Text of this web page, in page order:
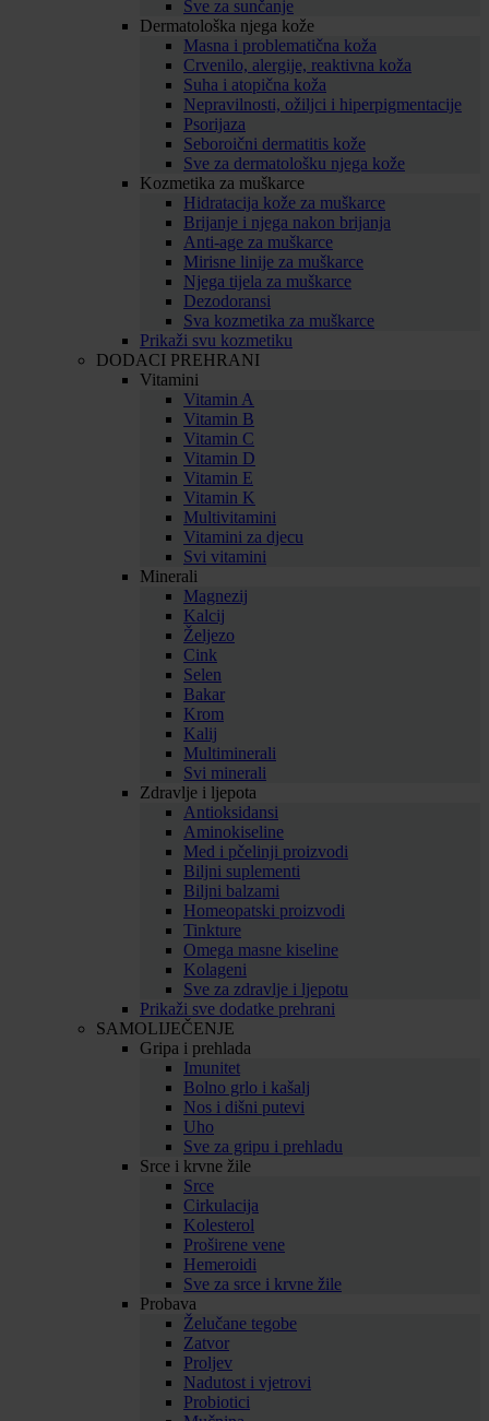
Sve za sunčanje
Dermatološka njega kože
Masna i problematična koža
Crvenilo, alergije, reaktivna koža
Suha i atopična koža
Nepravilnosti, ožiljci i hiperpigmentacije
Psorijaza
Seboroični dermatitis kože
Sve za dermatološku njega kože
Kozmetika za muškarce
Hidratacija kože za muškarce
Brijanje i njega nakon brijanja
Anti-age za muškarce
Mirisne linije za muškarce
Njega tijela za muškarce
Dezodoransi
Sva kozmetika za muškarce
Prikaži svu kozmetiku
DODACI PREHRANI
Vitamini
Vitamin A
Vitamin B
Vitamin C
Vitamin D
Vitamin E
Vitamin K
Multivitamini
Vitamini za djecu
Svi vitamini
Minerali
Magnezij
Kalcij
Željezo
Cink
Selen
Bakar
Krom
Kalij
Multiminerali
Svi minerali
Zdravlje i ljepota
Antioksidansi
Aminokiseline
Med i pčelinji proizvodi
Biljni suplementi
Biljni balzami
Homeopatski proizvodi
Tinkture
Omega masne kiseline
Kolageni
Sve za zdravlje i ljepotu
Prikaži sve dodatke prehrani
SAMOLIJEČENJE
Gripa i prehlada
Imunitet
Bolno grlo i kašalj
Nos i dišni putevi
Uho
Sve za gripu i prehladu
Srce i krvne žile
Srce
Cirkulacija
Kolesterol
Proširene vene
Hemeroidi
Sve za srce i krvne žile
Probava
Želučane tegobe
Zatvor
Proljev
Nadutost i vjetrovi
Probiotici